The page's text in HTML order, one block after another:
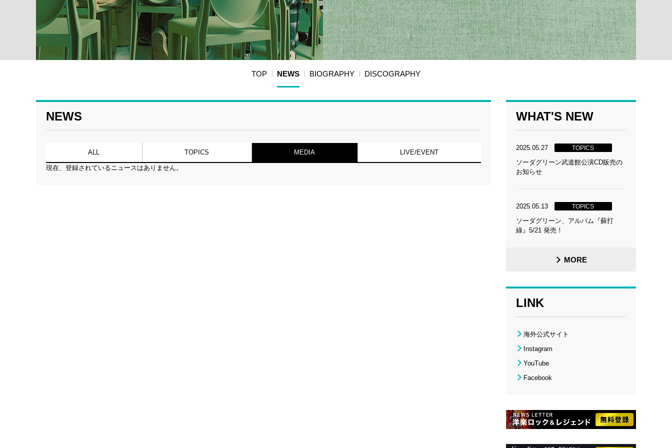
TOP NEWS BIOGRAPHY DISCOGRAPHY
NEWS
ALL TOPICS MEDIA LIVE/EVENT
現在、登録されているニュースはありません。
WHAT'S NEW
2025.05.27 TOPICS
ソーダグリーン武道館公演CD販売の
お知らせ
2025.05.13 TOPICS
ソーダグリーン、アルバム『蘇打
綠』5/21 発売！
MORE
LINK
海外公式サイト
Instagram
YouTube
Facebook